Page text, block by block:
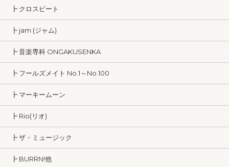
┣ クロスビート
┣ jam (ジャム)
┣ 音楽専科 ONGAKUSENKA
┣ フールズメイト No.1～No.100
┣ マーキームーン
┣ Rio(リオ)
┣ ザ・ミュージック
┣ BURRN!他